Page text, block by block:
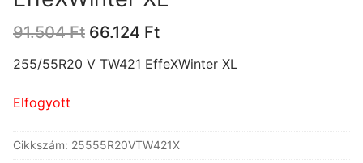
91.504Ft Original
was:
66.124 FtCurrent
is:
255/55R20 V TW421 EffeXWinter XL
Elfogyott
Cikkszám: 25555R20VTW421X